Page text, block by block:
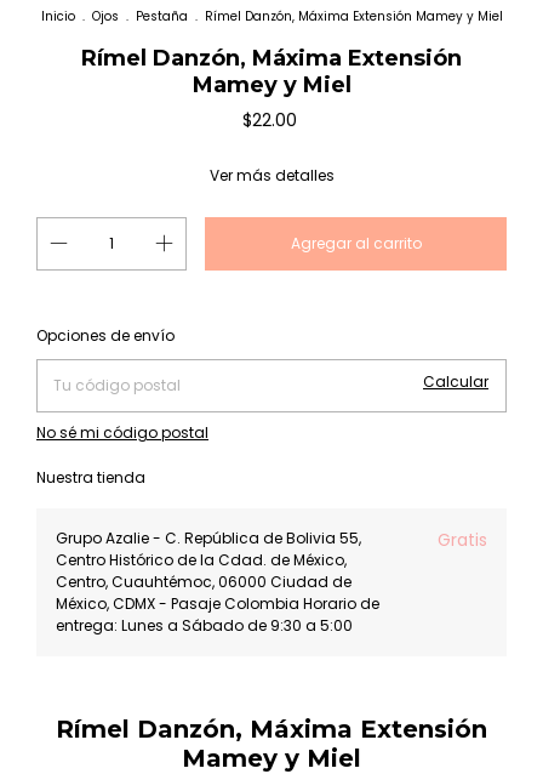
Inicio . Ojos . Pestaña . Rímel Danzón, Máxima Extensión Mamey y Miel
Rímel Danzón, Máxima Extensión
Mamey y Miel
$22.00
Ver más detalles
Entregas para el CP:
Opciones de envío
Calcular
No sé mi código postal
Nuestra tienda
Grupo Azalie - C. República de Bolivia 55,
Centro Histórico de la Cdad. de México,
Centro, Cuauhtémoc, 06000 Ciudad de
México, CDMX - Pasaje Colombia Horario de
entrega: Lunes a Sábado de 9:30 a 5:00
Gratis
Rímel Danzón, Máxima Extensión
Mamey y Miel